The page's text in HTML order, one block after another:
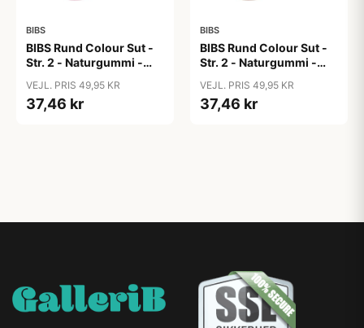
BIBS
BIBS Rund Colour Sut -
Str. 2 - Naturgummi -
Pink/Coral
VEJL. PRIS 49,95 KR
37,46 kr
BIBS
BIBS Rund Colour Sut -
Str. 2 - Naturgummi -
Blush/Woodchuck
VEJL. PRIS 49,95 KR
37,46 kr